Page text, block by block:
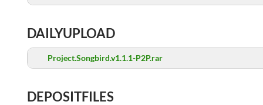
DAILYUPLOAD
Project.Songbird.v1.1.1-P2P.rar
DEPOSITFILES